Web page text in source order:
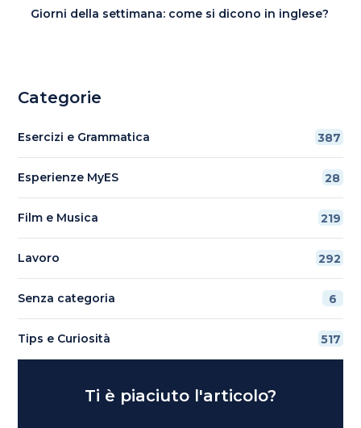
Giorni della settimana: come si dicono in inglese?
Categorie
Esercizi e Grammatica 387
Esperienze MyES 28
Film e Musica 219
Lavoro 292
Senza categoria 6
Tips e Curiosità 517
Ti è piaciuto l'articolo?